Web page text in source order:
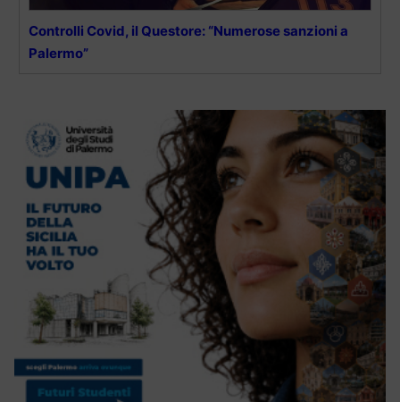
Controlli Covid, il Questore: “Numerose sanzioni a
Palermo”